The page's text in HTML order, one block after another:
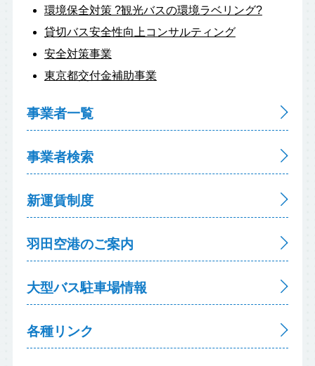
環境保全対策 ?観光バスの環境ラベリング?
貸切バス安全性向上コンサルティング
安全対策事業
東京都交付金補助事業
事業者一覧
事業者検索
新運賃制度
羽田空港のご案内
大型バス駐車場情報
各種リンク